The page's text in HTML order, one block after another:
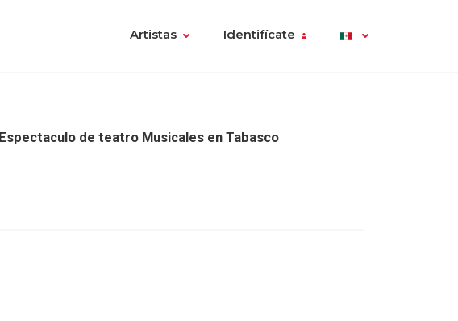
Artistas Identifícate
Espectaculo de teatro Musicales en Tabasco